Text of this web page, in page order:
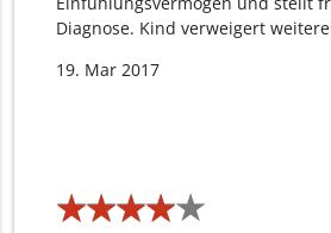
Diagnose. Kind verweigert
19. Mar 2017
★★★★★
★★★★★